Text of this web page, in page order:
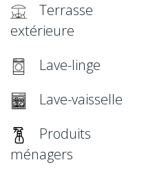
Terrasse
extérieure
Lave-linge
Lave-vaisselle
Produits
ménagers